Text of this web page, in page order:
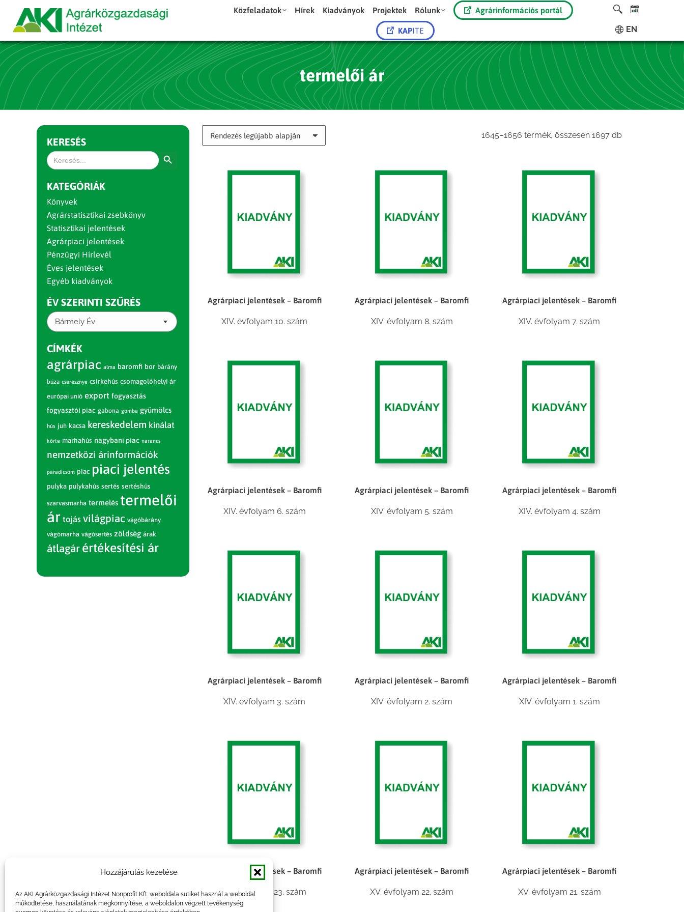
Hozzájárulás kezelése
Az AKI Agrárközgazdasági Intézet Nonprofit Kft. weboldala sütiket használ a weboldal
működtetése, használatának megkönnyítése, a weboldalon végzett tevékenység
Közfeladatok Hírek Kiadványok Projektek Rólunk Agrárinformációs portál
KAPITE EN
termelői ár
1645–1656 termék, összesen 1697 dbSorted
Agrárpiaci jelentések – Baromfi
XIV. évfolyam 10. szám
Agrárpiaci jelentések – Baromfi
XIV. évfolyam 8. szám
Agrárpiaci jelentések – Baromfi
XIV. évfolyam 7. szám
Agrárpiaci jelentések – Baromfi
XIV. évfolyam 6. szám
Agrárpiaci jelentések – Baromfi
XIV. évfolyam 5. szám
Agrárpiaci jelentések – Baromfi
XIV. évfolyam 4. szám
Agrárpiaci jelentések – Baromfi
XIV. évfolyam 3. szám
Agrárpiaci jelentések – Baromfi
XIV. évfolyam 2. szám
Agrárpiaci jelentések – Baromfi
XIV. évfolyam 1. szám
Agrárpiaci jelentések – Baromfi
XV. évfolyam 23. szám
Agrárpiaci jelentések – Baromfi
XV. évfolyam 22. szám
Agrárpiaci jelentések – Baromfi
XV. évfolyam 21. szám
KERESÉS
Search
for:
KATEGÓRIÁK
Könyvek
Agrárstatisztikai zsebkönyv
Statisztikai jelentések
Agrárpiaci jelentések
Pénzügyi Hírlevél
Éves jelentések
Egyéb kiadványok
ÉV SZERINTI SZŰRÉS
Bármely Év
CÍMKÉK
agrárpiac alma baromfi bor bárány
búza cseresznye csirkehús csomagolóhelyi ár
európai unió export fogyasztás
fogyasztói piac gabona gomba gyümölcs
hús juh kacsa kereskedelem kínálat
körte marhahús nagybani piac narancs
nemzetközi árinformációk
paradicsom piac piaci jelentés
pulyka pulykahús sertés sertéshús
szarvasmarha termelés termelői
ár tojás világpiac vágóbárány
vágómarha vágósertés zöldség árak
átlagár értékesítési ár